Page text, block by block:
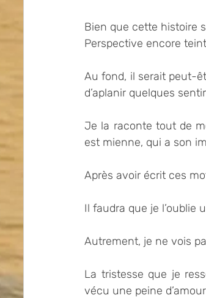
Bien que cette histoire
Perspective encore
Au fond, il serait peut-
d’aplanir quelques
Je la raconte tout de
est mienne, qui a son
Après avoir écrit ces
Il faudra que je l’oublie
Autrement, je ne vois
La tristesse que je
vécu une peine